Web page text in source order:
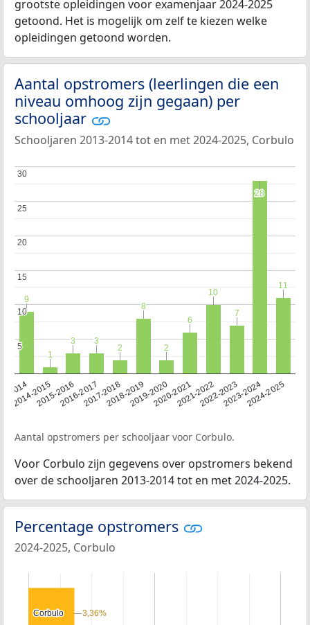
grootste opleidingen voor examenjaar 2024-2025
getoond. Het is mogelijk om zelf te kiezen welke
opleidingen getoond worden.
Aantal opstromers (leerlingen die een
niveau omhoog zijn gegaan) per
schooljaar
Schooljaren 2013-2014 tot en met 2024-2025, Corbulo
2014
2014-20152015-20162016-20172017-20182018-20192019-20202020-20212021-20222022-20232023-20242024-2025
5
5
10
10
15
15
20
20
25
25
30
30
9
9
1
1
3
3 3
3
2
2
8
8
2
2
6
6
10
10
7
7
28
28
11
11
Aantal opstromers per schooljaar voor Corbulo.
Voor Corbulo zijn gegevens over opstromers bekend
over de schooljaren 2013-2014 tot en met 2024-2025.
Percentage opstromers
2024-2025, Corbulo
Corbulo
Corbulo 3,36%
3,36%